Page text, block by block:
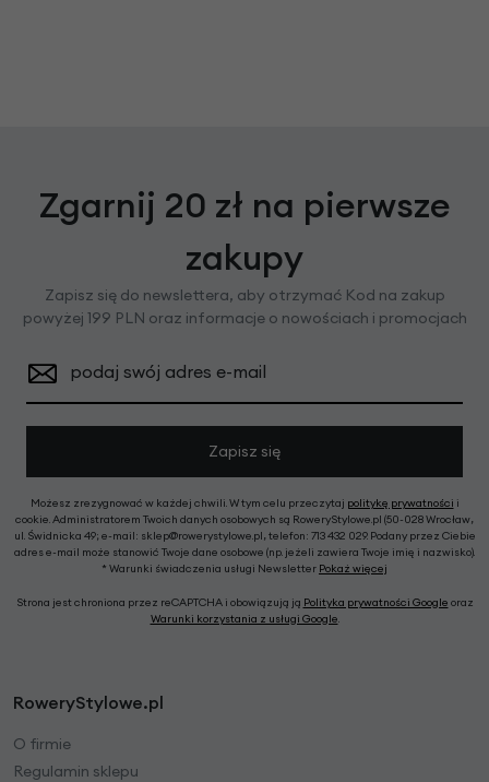
Zgarnij 20 zł na pierwsze
zakupy
Zapisz się do newslettera, aby otrzymać Kod na zakup
powyżej 199 PLN oraz informacje o nowościach i promocjach
podaj swój adres e-mail
Zapisz się
Możesz zrezygnować w każdej chwili. W tym celu przeczytaj politykę prywatności i
cookie. Administratorem Twoich danych osobowych są RoweryStylowe.pl (50-028 Wrocław,
ul. Świdnicka 49; e-mail: sklep@rowerystylowe.pl, telefon: 713 432 029. Podany przez Ciebie
adres e-mail może stanowić Twoje dane osobowe (np. jeżeli zawiera Twoje imię i nazwisko).
* Warunki świadczenia usługi Newsletter Pokaż więcej
Strona jest chroniona przez reCAPTCHA i obowiązują ją Polityka prywatności Google oraz
Warunki korzystania z usługi Google.
RoweryStylowe.pl
O firmie
Regulamin sklepu